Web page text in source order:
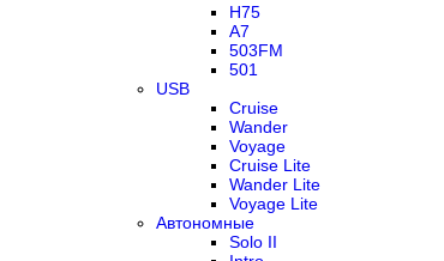
H75
A7
503FM
501
USB
Cruise
Wander
Voyage
Cruise Lite
Wander Lite
Voyage Lite
Автономные
Solo II